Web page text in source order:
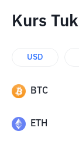
Kurs
USD
BTC
ETH